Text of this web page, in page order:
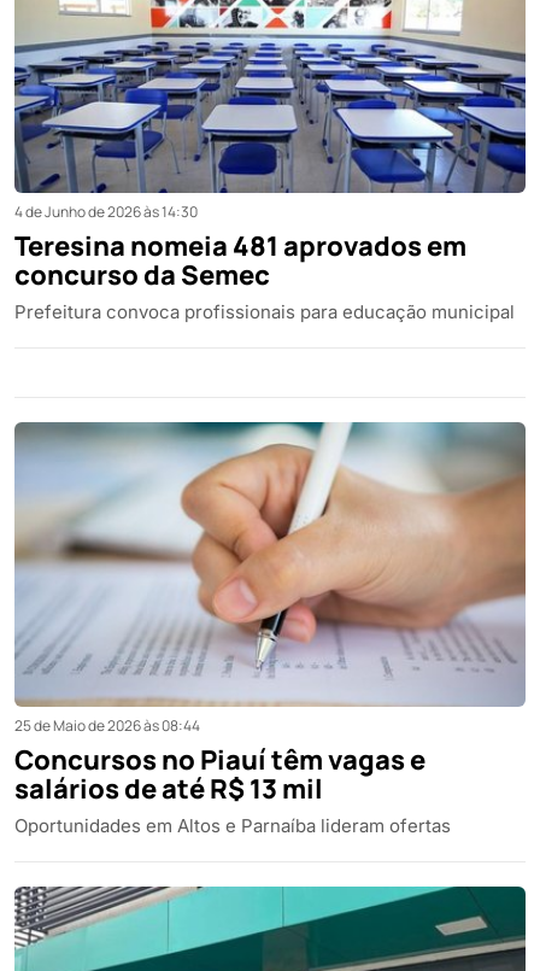
4 de Junho de 2026 às 14:30
Teresina nomeia 481 aprovados em
concurso da Semec
Prefeitura convoca profissionais para educação municipal
25 de Maio de 2026 às 08:44
Concursos no Piauí têm vagas e
salários de até R$ 13 mil
Oportunidades em Altos e Parnaíba lideram ofertas